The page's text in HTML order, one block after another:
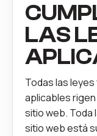
LAS
Todas las
aplicables
sitio web. Toda
sitio web está